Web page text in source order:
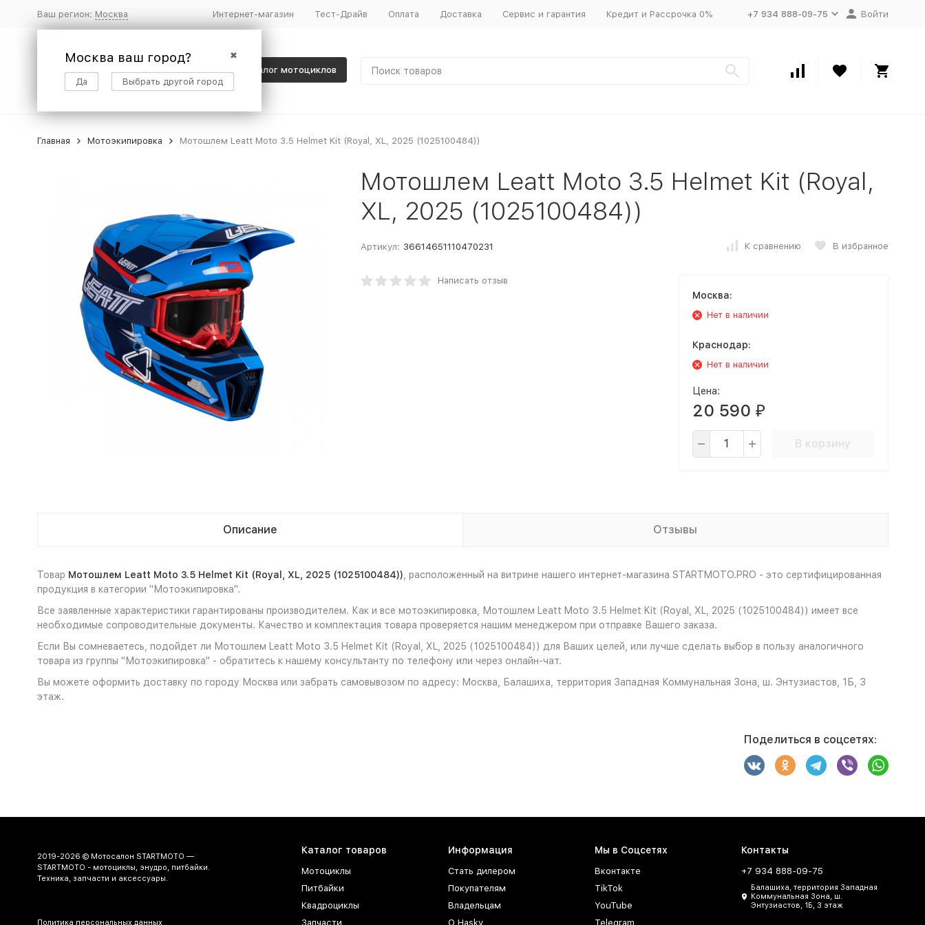
Ваш регион: Москва
✖
Москва ваш город?
Да Выбрать другой город
Интернет-магазин Тест-Драйв Оплата Доставка Сервис и гарантия Кредит и Рассрочка 0% +7 934 888-09-75 Войти
Каталог мотоциклов
Главная Мотоэкипировка Мотошлем Leatt Moto 3.5 Helmet Kit (Royal, XL, 2025 (1025100484))
Мотошлем Leatt Moto 3.5 Helmet Kit (Royal,
XL, 2025 (1025100484))
Артикул: 36614651110470231 К сравнению В избранное
Написать отзыв
Москва:
Нет в наличии
Краснодар:
Нет в наличии
Цена:
20 590 ₽
В корзину
Описание Отзывы
Товар Мотошлем Leatt Moto 3.5 Helmet Kit (Royal, XL, 2025 (1025100484)) , расположенный на витрине нашего интернет-магазина STARTMOTO.PRO - это сертифицированная
продукция в категории "Мотоэкипировка".
Все заявленные характеристики гарантированы производителем. Как и все мотоэкипировка, Мотошлем Leatt Moto 3.5 Helmet Kit (Royal, XL, 2025 (1025100484)) имеет все
необходимые сопроводительные документы. Качество и комплектация товара проверяется нашим менеджером при отправке Вашего заказа.
Если Вы сомневаетесь, подойдет ли Мотошлем Leatt Moto 3.5 Helmet Kit (Royal, XL, 2025 (1025100484)) для Ваших целей, или лучше сделать выбор в пользу аналогичного
товара из группы "Мотоэкипировка" - обратитесь к нашему консультанту по телефону или через онлайн-чат.
Вы можете оформить доставку по городу Москва или забрать самовывозом по адресу: Москва, Балашиха, территория Западная Коммунальная Зона, ш. Энтузиастов, 1Б, 3
этаж.
Поделиться в соцсетях:
2019-2026 © Мотосалон STARTMOTO —
STARTMOTO - мотоциклы, энудро, питбайки.
Техника, запчасти и аксессуары.
Политика персональных данных
Каталог товаров
Мотоциклы
Питбайки
Квадроциклы
Запчасти
Информация
Стать дилером
Покупателям
Владельцам
О Hasky
Мы в Соцсетях
Вконтакте
TikTok
YouTube
Telegram
Контакты
+7 934 888-09-75
Балашиха, территория Западная
Коммунальная Зона, ш.
Энтузиастов, 1Б, 3 этаж